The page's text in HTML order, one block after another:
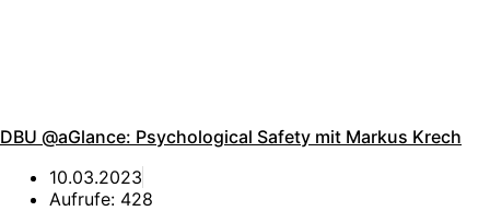
DBU @aGlance: Psychological Safety mit Markus Krech
10.03.2023
Aufrufe: 428